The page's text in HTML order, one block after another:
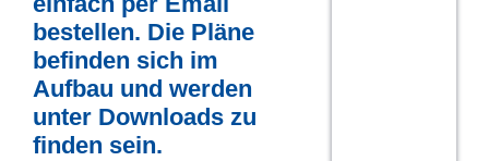
bestellen. Die Pläne
befinden sich im
Aufbau und werden
unter Downloads zu
finden sein.